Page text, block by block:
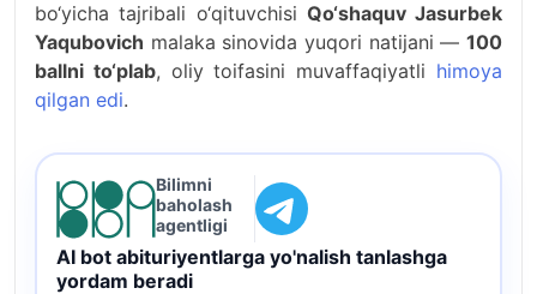
bo‘yicha tajribali o‘qituvchisi Qo‘shaquv Jasurbek
Yaqubovich malaka sinovida yuqori natijani — 100
ballni to‘plab, oliy toifasini muvaffaqiyatli himoya
qilgan edi.
Bilimni
baholash
agentligi
AI bot abituriyentlarga yo'nalish tanlashga
yordam beradi